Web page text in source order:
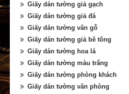
Giấy dán tường giả gạch
Giấy dán tường giả đá
Giấy dán tường vân gỗ
Giấy dán tường giả bê tông
Giấy dán tường hoa lá
Giấy dán tường màu trắng
Giấy dán tường phòng khách
Giấy dán tường văn phòng